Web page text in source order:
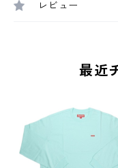
レビュー
最近